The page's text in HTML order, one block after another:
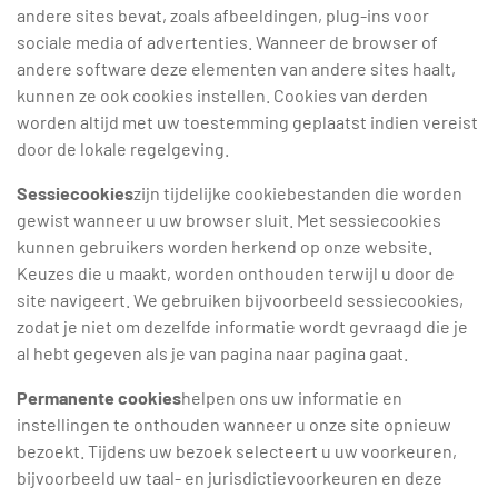
andere sites bevat, zoals afbeeldingen, plug-ins voor
sociale media of advertenties. Wanneer de browser of
andere software deze elementen van andere sites haalt,
kunnen ze ook cookies instellen. Cookies van derden
worden altijd met uw toestemming geplaatst indien vereist
door de lokale regelgeving.
Sessiecookieszijn tijdelijke cookiebestanden die worden
gewist wanneer u uw browser sluit. Met sessiecookies
kunnen gebruikers worden herkend op onze website.
Keuzes die u maakt, worden onthouden terwijl u door de
site navigeert. We gebruiken bijvoorbeeld sessiecookies,
zodat je niet om dezelfde informatie wordt gevraagd die je
al hebt gegeven als je van pagina naar pagina gaat.
Permanente cookieshelpen ons uw informatie en
instellingen te onthouden wanneer u onze site opnieuw
bezoekt. Tijdens uw bezoek selecteert u uw voorkeuren,
bijvoorbeeld uw taal- en jurisdictievoorkeuren en deze